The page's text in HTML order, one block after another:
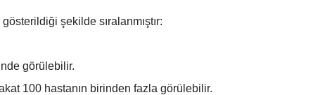
şekilde sıralanmıştır:
görülebilir.
100 hastanın birinden fazla görülebilir.